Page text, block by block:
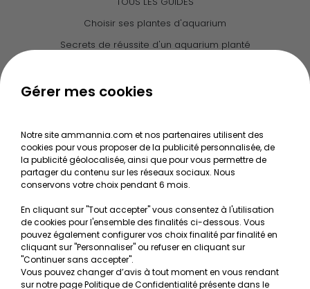
Choisir ses plantes d'aquarium
Secrets de réussite d'un aquarium planté
Le journal d'Ammannia
Recherche de Notices de produits
Mentions légales
Conditions générales de vente
RGPD
MON COMPTE
Avantages
Gérer mes cookies
Notre site ammannia.com et nos partenaires utilisent des
cookies pour vous proposer de la publicité personnalisée, de
la publicité géolocalisée, ainsi que pour vous permettre de
partager du contenu sur les réseaux sociaux. Nous
conservons votre choix pendant 6 mois.
En cliquant sur "Tout accepter" vous consentez à l'utilisation
de cookies pour l'ensemble des finalités ci-dessous. Vous
pouvez également configurer vos choix finalité par finalité en
cliquant sur "Personnaliser" ou refuser en cliquant sur
"Continuer sans accepter".
Vous pouvez changer d’avis à tout moment en vous rendant
sur notre page Politique de Confidentialité présente dans le